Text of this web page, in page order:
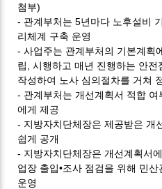
첨부)
- 관계부처는5년마다 노후설비
리체계 구축 운영
-사업주는 관계부처의 기본계획
립
,시행하고 매년 진행하는 안
작성하여 노사 심의절차를 거쳐
- 관계부처는 개선계획서 적합
에게 제공
- 지방자치단체장은 제공받은 개
쉽게 공개
- 지방자치단체장은 개선계획서
업장 출입•조사 점검을 위해 민
운영